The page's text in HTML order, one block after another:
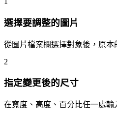
選擇要調整的圖片
從圖片檔案欄選擇對象後，原
2
指定變更後的尺寸
在寬度、高度、百分比任一處